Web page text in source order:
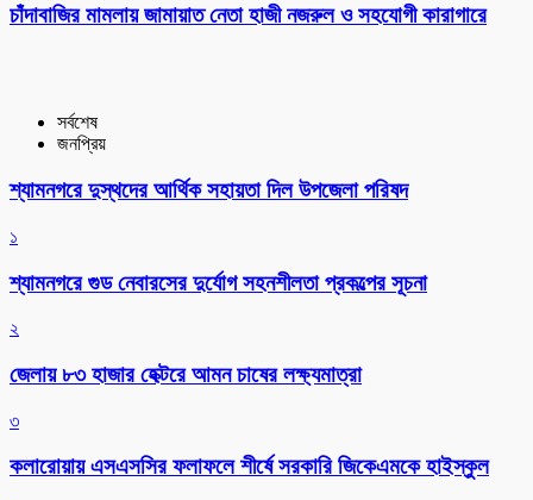
চাঁদাবাজির মামলায় জামায়াত নেতা হাজী নজরুল ও সহযোগী কারাগারে
সর্বশেষ
জনপ্রিয়
শ্যামনগরে দুস্থদের আর্থিক সহায়তা দিল উপজেলা পরিষদ
১
শ্যামনগরে গুড নেবারসের দুর্যোগ সহনশীলতা প্রকল্পের সূচনা
২
জেলায় ৮৩ হাজার হেক্টরে আমন চাষের লক্ষ্যমাত্রা
৩
কলারোয়ায় এসএসসির ফলাফলে শীর্ষে সরকারি জিকেএমকে হাইস্কুল